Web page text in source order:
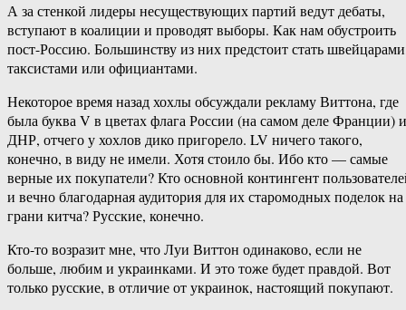
А за стенкой лидеры несуществующих партий ведут дебаты,
вступают в коалиции и проводят выборы. Как нам обустроить
пост-Россию. Большинству из них предстоит стать
таксистами или официантами.
Некоторое время назад хохлы обсуждали рекламу Виттона, где
была буква V в цветах флага России (на самом деле Франции) и
ДНР, отчего у хохлов дико пригорело. LV ничего такого,
конечно, в виду не имели. Хотя стоило бы. Ибо кто — самые
верные их покупатели? Кто основной контингент
и вечно благодарная аудитория для их старомодных поделок на
грани китча? Русские, конечно.
Кто-то возразит мне, что Луи Виттон одинаково, если не
больше, любим и украинками. И это тоже будет правдой. Вот
только русские, в отличие от украинок, настоящий покупают.